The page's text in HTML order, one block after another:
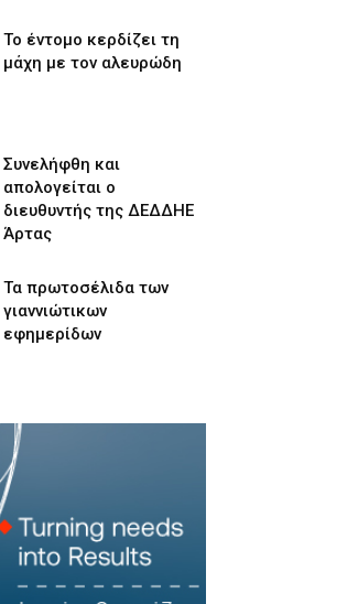
Το έντομο κερδίζει τη
μάχη με τον αλευρώδη
Συνελήφθη και
απολογείται ο
διευθυντής της ΔΕΔΔΗΕ
Άρτας
Τα πρωτοσέλιδα των
γιαννιώτικων
εφημερίδων